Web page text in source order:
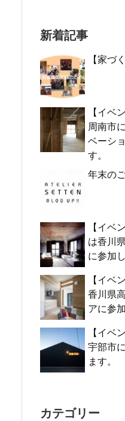
新着記事
【家づ
【イベ
周南市
ベーシ
す。
年末の
【イベ
は香川
に参加
【イベ
香川県
アに参
【イベ
宇部市
ます。
カテゴリー